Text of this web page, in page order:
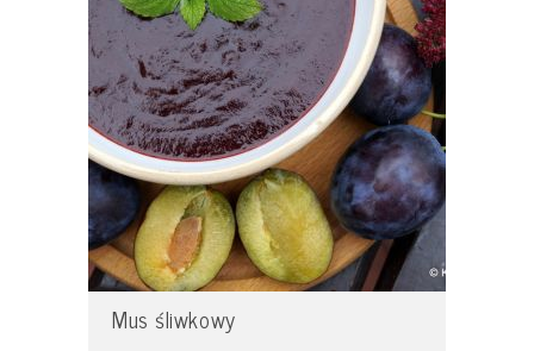
Mus śliwkowy